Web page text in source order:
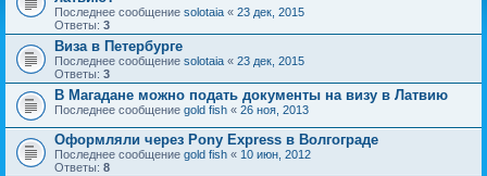
Последнее сообщение solotaia « 23 дек, 2015
Ответы: 3
Виза в Петербурге
Последнее сообщение solotaia « 23 дек, 2015
Ответы: 3
В Магадане можно подать документы на визу в Латвию
Последнее сообщение gold fish « 26 ноя, 2013
Оформляли через Pony Express в Волгограде
Последнее сообщение gold fish « 10 июн, 2012
Ответы: 8